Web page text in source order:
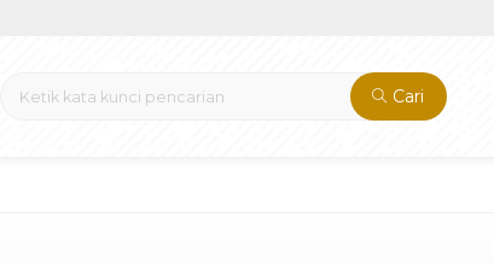
Cari